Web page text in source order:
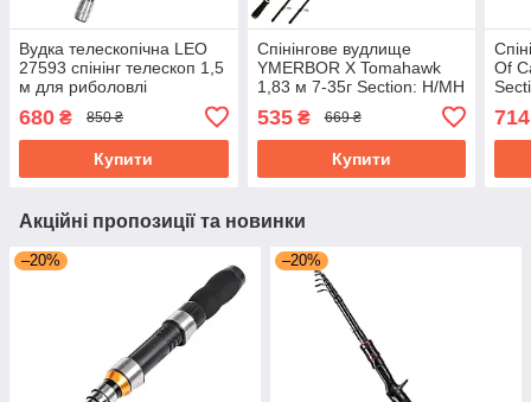
Вудка телескопічна LEO
27593 спінінг телескоп 1,5
м для риболовлі
портативна ультракоротка
680 ₴ 850 ₴
Купити
Спінінгове вудлище
YMERBOR X Tomahawk
1,83 м 7-35г Section: H/MH
535₴ 669 ₴
Купити
Of
714
Акційні пропозиції та новинки
–20% –20%